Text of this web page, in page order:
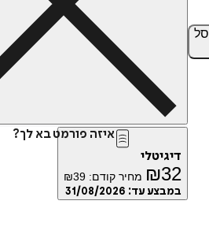
איזה פורמט בא לך?
דיגיטלי
₪32 מחיר קודם: ₪39
במבצע עד: 31/08/2026